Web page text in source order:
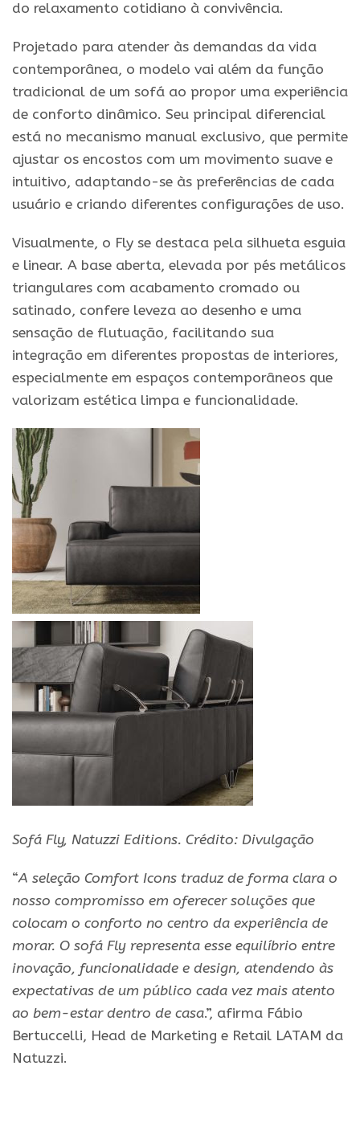
do relaxamento cotidiano à convivência.
Projetado para atender às demandas da vida
contemporânea, o modelo vai além da função
tradicional de um sofá ao propor uma experiência
de conforto dinâmico. Seu principal diferencial
está no mecanismo manual exclusivo, que permite
ajustar os encostos com um movimento suave e
intuitivo, adaptando-se às preferências de cada
usuário e criando diferentes configurações de uso.
Visualmente, o Fly se destaca pela silhueta esguia
e linear. A base aberta, elevada por pés metálicos
triangulares com acabamento cromado ou
satinado, confere leveza ao desenho e uma
sensação de flutuação, facilitando sua
integração em diferentes propostas de interiores,
especialmente em espaços contemporâneos que
valorizam estética limpa e funcionalidade.
Sofá Fly, Natuzzi Editions. Crédito: Divulgação
“A seleção Comfort Icons traduz de forma clara o
nosso compromisso em oferecer soluções que
colocam o conforto no centro da experiência de
morar. O sofá Fly representa esse equilíbrio entre
inovação, funcionalidade e design, atendendo às
expectativas de um público cada vez mais atento
ao bem-estar dentro de casa.”, afirma Fábio
Bertuccelli, Head de Marketing e Retail LATAM da
Natuzzi.